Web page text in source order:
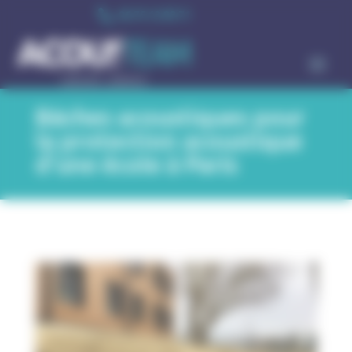
Bâches acoustiques pour
la protection acoustique
d’une école à Paris